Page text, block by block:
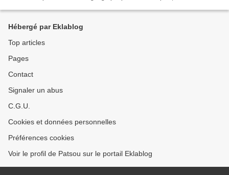
Hébergé par Eklablog
Top articles
Pages
Contact
Signaler un abus
C.G.U.
Cookies et données personnelles
Préférences cookies
Voir le profil de Patsou sur le portail Eklablog